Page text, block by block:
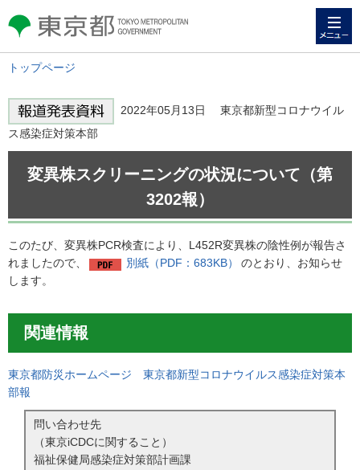
東京都 TOKYO METROPOLITAN
GOVERNMENT
トップページ
2022年05月13日 東京都新型コロナウイル
ス感染症対策本部
変異株スクリーニングの状況について（第
3202報）
このたび、変異株PCR検査により、L452R変異株の陰性例が報告さ
れましたので、
別紙（PDF：683KB）
のとおり、お知らせ
します。
関連情報
東京都防災ホームページ 東京都新型コロナウイルス感染症対策本
部報
問い合わせ先
（東京iCDCに関すること）
福祉保健局感染症対策部計画課